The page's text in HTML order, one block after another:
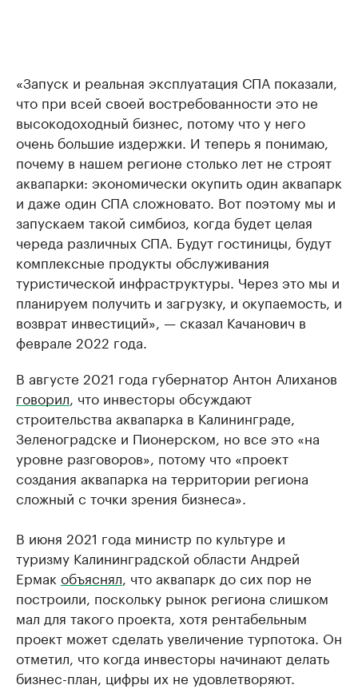
«Запуск и реальная эксплуатация СПА показали,
что при всей своей востребованности это не
высокодоходный бизнес, потому что у него
очень большие издержки. И теперь я понимаю,
почему в нашем регионе столько лет не строят
аквапарки: экономически окупить один аквапарк
и даже один СПА сложновато. Вот поэтому мы и
запускаем такой симбиоз, когда будет целая
череда различных СПА. Будут гостиницы, будут
комплексные продукты обслуживания
туристической инфраструктуры. Через это мы и
планируем получить и загрузку, и окупаемость, и
возврат инвестиций», — сказал Качанович в
феврале 2022 года.
В августе 2021 года губернатор Антон Алиханов
говорил, что инвесторы обсуждают
строительства аквапарка в Калининграде,
Зеленоградске и Пионерском, но все это «на
уровне разговоров», потому что «проект
создания аквапарка на территории региона
сложный с точки зрения бизнеса».
В июня 2021 года министр по культуре и
туризму Калининградской области Андрей
Ермак объяснял, что аквапарк до сих пор не
построили, поскольку рынок региона слишком
мал для такого проекта, хотя рентабельным
проект может сделать увеличение турпотока. Он
отметил, что когда инвесторы начинают делать
бизнес-план, цифры их не удовлетворяют.